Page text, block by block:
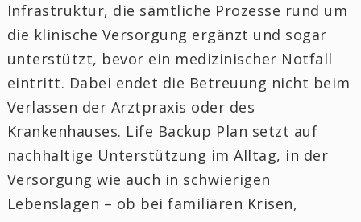
Infrastruktur, die sämtliche Prozesse rund um
die klinische Versorgung ergänzt und sogar
unterstützt, bevor ein medizinischer Notfall
eintritt. Dabei endet die Betreuung nicht beim
Verlassen der Arztpraxis oder des
Krankenhauses. Life Backup Plan setzt auf
nachhaltige Unterstützung im Alltag, in der
Versorgung wie auch in schwierigen
Lebenslagen – ob bei familiären Krisen,